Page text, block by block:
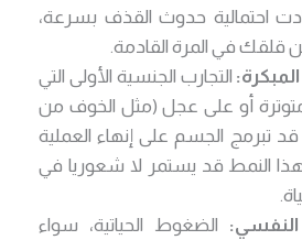
احتمالية حدوث القذف بسرعة،
قلقك في المرة القادمة.
التجارب الجنسية الأولى التي
أو على عجل (مثل الخوف من
تبرمج الجسم على إنهاء العملية
النمط قد يستمر لا شعوريا في
الضغوط الحياتية، سواء